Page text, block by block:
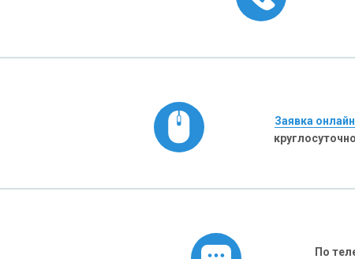
Заявка онлайн
круглосуточно
По